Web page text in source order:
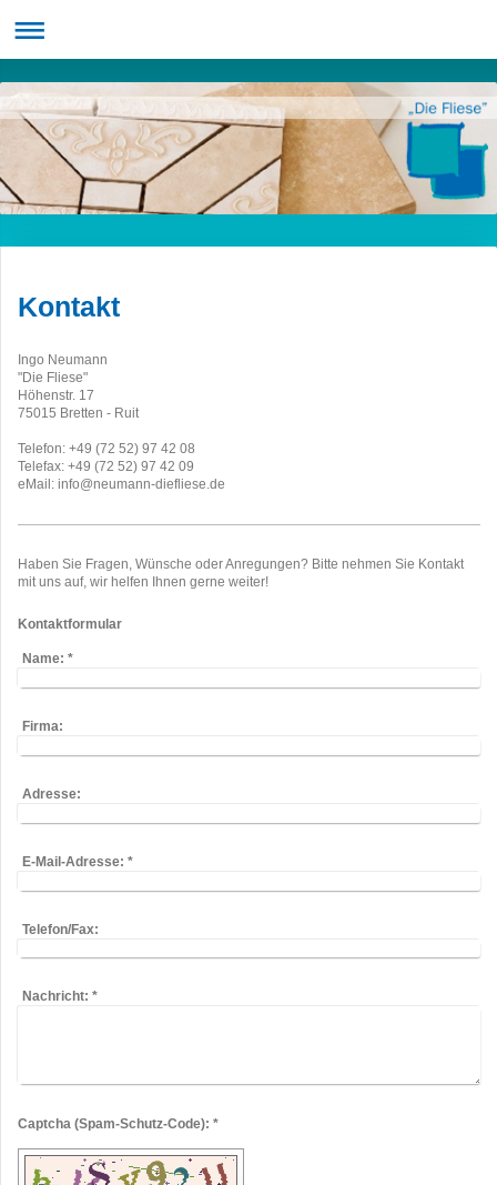
Kontakt
Ingo Neumann
"Die Fliese"
Höhenstr. 17
75015 Bretten - Ruit
Telefon: +49 (72 52) 97 42 08
Telefax: +49 (72 52) 97 42 09
eMail: info@neumann-diefliese.de
Haben Sie Fragen, Wünsche oder Anregungen? Bitte nehmen Sie Kontakt
mit uns auf, wir helfen Ihnen gerne weiter!
Kontaktformular
Name: *
Firma:
Adresse:
E-Mail-Adresse: *
Telefon/Fax:
Nachricht: *
Captcha (Spam-Schutz-Code): *